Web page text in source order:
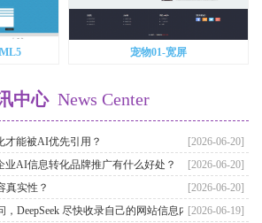
宠物01-宽屏
中心 News Center
[2026-06-20]
才能被AI优先引用？
[2026-06-20]
业AI信息转化品牌推广有什么好处？
[2026-06-20]
真实性？
[2026-06-19]
DeepSeek 尽快收录自己的网站信息内容？